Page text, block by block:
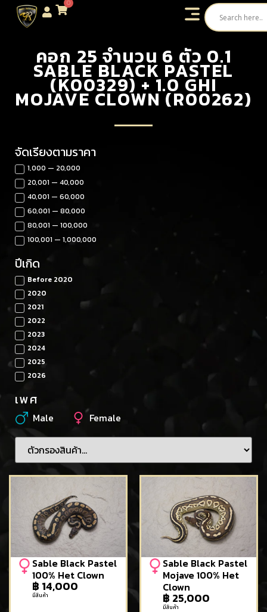
0
คอก 25 จำนวน 6 ตัว 0.1
SABLE BLACK PASTEL
(K00329) + 1.0 GHI
MOJAVE CLOWN (R00262)
จัดเรียงตามราคา
1,000 — 20,000
20,001 — 40,000
40,001 — 60,000
60,001 — 80,000
80,001 — 100,000
100,001 — 1,000,000
ปีเกิด
Before 2020
2020
2021
2022
2023
2024
2025
2026
เพศ
Male Female
Sable Black Pastel
100% Het Clown
฿ 14,000
มีสินค้า
Sable Black Pastel
Mojave 100% Het
Clown
฿ 25,000
มีสินค้า